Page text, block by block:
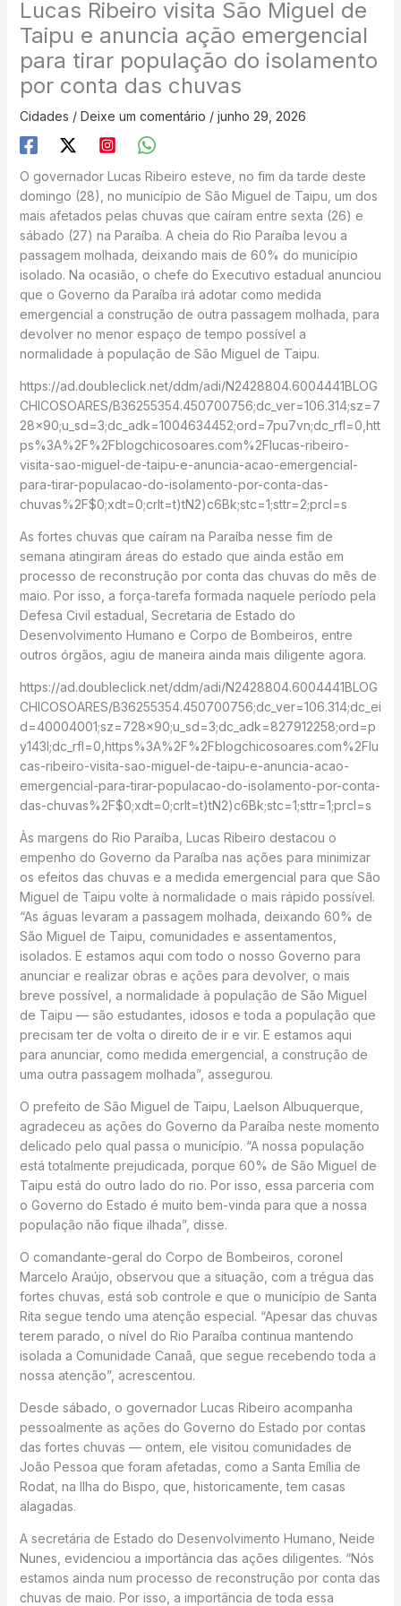
Lucas Ribeiro visita São Miguel de
Taipu e anuncia ação emergencial
para tirar população do isolamento
por conta das chuvas
Cidades / Deixe um comentário / junho 29, 2026
O governador Lucas Ribeiro esteve, no fim da tarde deste
domingo (28), no município de São Miguel de Taipu, um dos
mais afetados pelas chuvas que caíram entre sexta (26) e
sábado (27) na Paraíba. A cheia do Rio Paraíba levou a
passagem molhada, deixando mais de 60% do município
isolado. Na ocasião, o chefe do Executivo estadual anunciou
que o Governo da Paraíba irá adotar como medida
emergencial a construção de outra passagem molhada, para
devolver no menor espaço de tempo possível a
normalidade à população de São Miguel de Taipu.
https://ad.doubleclick.net/ddm/adi/N2428804.6004441BLOG
CHICOSOARES/B36255354.450700756;dc_ver=106.314;sz=7
28×90;u_sd=3;dc_adk=1004634452;ord=7pu7vn;dc_rfl=0,htt
ps%3A%2F%2Fblogchicosoares.com%2Flucas-ribeiro-
visita-sao-miguel-de-taipu-e-anuncia-acao-emergencial-
para-tirar-populacao-do-isolamento-por-conta-das-
chuvas%2F$0;xdt=0;crlt=t)tN2)c6Bk;stc=1;sttr=2;prcl=s
As fortes chuvas que caíram na Paraíba nesse fim de
semana atingiram áreas do estado que ainda estão em
processo de reconstrução por conta das chuvas do mês de
maio. Por isso, a força-tarefa formada naquele período pela
Defesa Civil estadual, Secretaria de Estado do
Desenvolvimento Humano e Corpo de Bombeiros, entre
outros órgãos, agiu de maneira ainda mais diligente agora.
https://ad.doubleclick.net/ddm/adi/N2428804.6004441BLOG
CHICOSOARES/B36255354.450700756;dc_ver=106.314;dc_ei
d=40004001;sz=728×90;u_sd=3;dc_adk=827912258;ord=p
y143l;dc_rfl=0,https%3A%2F%2Fblogchicosoares.com%2Flu
cas-ribeiro-visita-sao-miguel-de-taipu-e-anuncia-acao-
emergencial-para-tirar-populacao-do-isolamento-por-conta-
das-chuvas%2F$0;xdt=0;crlt=t)tN2)c6Bk;stc=1;sttr=1;prcl=s
Às margens do Rio Paraíba, Lucas Ribeiro destacou o
empenho do Governo da Paraíba nas ações para minimizar
os efeitos das chuvas e a medida emergencial para que São
Miguel de Taipu volte à normalidade o mais rápido possível.
“As águas levaram a passagem molhada, deixando 60% de
São Miguel de Taipu, comunidades e assentamentos,
isolados. E estamos aqui com todo o nosso Governo para
anunciar e realizar obras e ações para devolver, o mais
breve possível, a normalidade à população de São Miguel
de Taipu — são estudantes, idosos e toda a população que
precisam ter de volta o direito de ir e vir. E estamos aqui
para anunciar, como medida emergencial, a construção de
uma outra passagem molhada”, assegurou.
O prefeito de São Miguel de Taipu, Laelson Albuquerque,
agradeceu as ações do Governo da Paraíba neste momento
delicado pelo qual passa o município. “A nossa população
está totalmente prejudicada, porque 60% de São Miguel de
Taipu está do outro lado do rio. Por isso, essa parceria com
o Governo do Estado é muito bem-vinda para que a nossa
população não fique ilhada”, disse.
O comandante-geral do Corpo de Bombeiros, coronel
Marcelo Araújo, observou que a situação, com a trégua das
fortes chuvas, está sob controle e que o município de Santa
Rita segue tendo uma atenção especial. “Apesar das chuvas
terem parado, o nível do Rio Paraíba continua mantendo
isolada a Comunidade Canaã, que segue recebendo toda a
nossa atenção”, acrescentou.
Desde sábado, o governador Lucas Ribeiro acompanha
pessoalmente as ações do Governo do Estado por contas
das fortes chuvas — ontem, ele visitou comunidades de
João Pessoa que foram afetadas, como a Santa Emília de
Rodat, na Ilha do Bispo, que, historicamente, tem casas
alagadas.
A secretária de Estado do Desenvolvimento Humano, Neide
Nunes, evidenciou a importância das ações diligentes. “Nós
estamos ainda num processo de reconstrução por conta das
chuvas de maio. Por isso, a importância de toda essa